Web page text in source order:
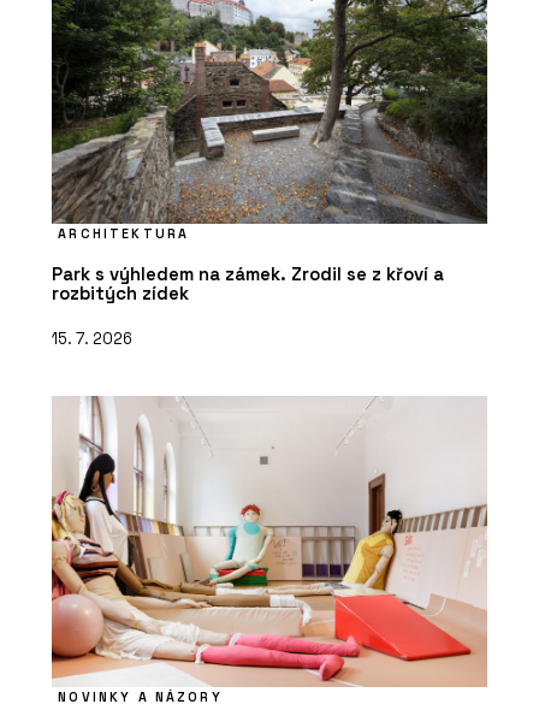
ČLÁNKY
Designové moduly přesně na míru
zákazníka. KOMA MODULAR
představila novou kolekci Fashion line
ARCHITEKTURA
Park s výhledem na zámek. Zrodil se z křoví a
rozbitých zídek
15. 7. 2026
NOVINKY A NÁZORY